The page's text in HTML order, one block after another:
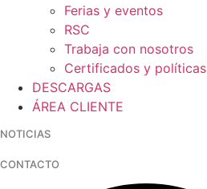
Ferias y eventos
RSC
Trabaja con nosotros
Certificados y políticas
DESCARGAS
ÁREA CLIENTE
NOTICIAS
CONTACTO